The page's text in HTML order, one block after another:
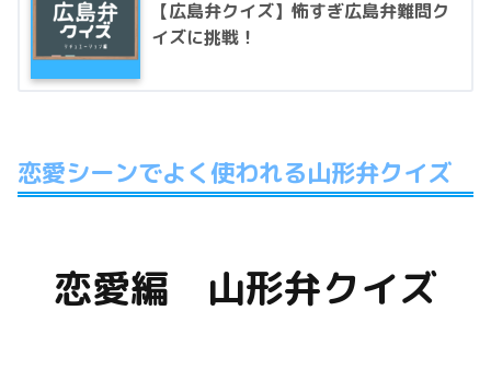
【広島弁クイズ】怖すぎ広島弁難問ク
イズに挑戦！
恋愛シーンでよく使われる山形弁クイズ
恋愛編 山形弁クイズ